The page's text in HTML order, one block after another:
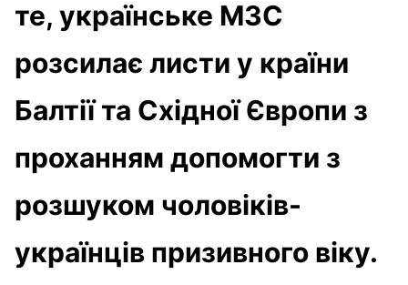
те, українське МЗС
розсилає листи у країни
Балтії та Східної Європи з
проханням допомогти з
розшуком чоловіків-
українців призивного віку.